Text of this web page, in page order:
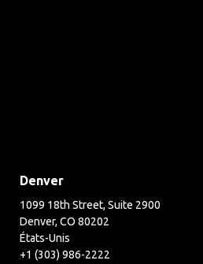
Denver
1099 18th Street, Suite 2900
Denver, CO 80202
États-Unis
+1 (303) 986-2222